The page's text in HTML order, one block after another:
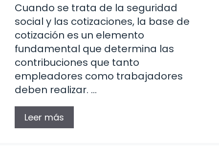
Cuando se trata de la seguridad
social y las cotizaciones, la base de
cotización es un elemento
fundamental que determina las
contribuciones que tanto
empleadores como trabajadores
deben realizar. …
Leer más